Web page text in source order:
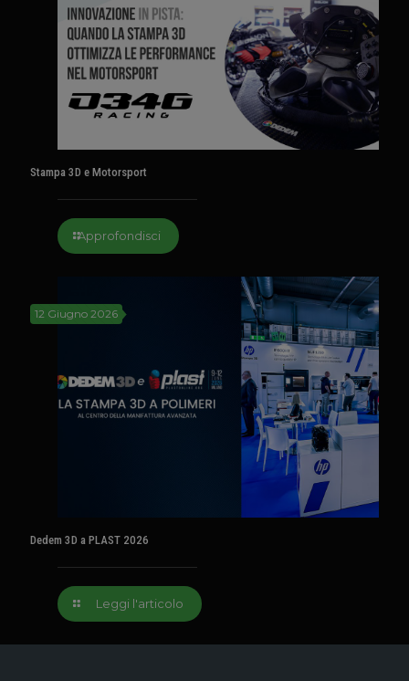
Stampa 3D e Motorsport
Approfondisci
12 Giugno 2026
Dedem 3D a PLAST 2026
Leggi l'articolo